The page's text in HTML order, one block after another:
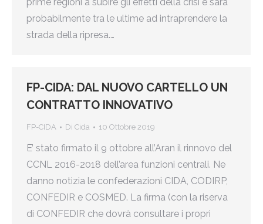
probabilmente tra le ultime ad intraprendere la
strada della ripresa.…
FP-CIDA: DAL NUOVO CARTELLO UN
CONTRATTO INNOVATIVO
FP-CIDA Di Cida 10 Ottobre 2019
E’ stato firmato il 9 ottobre all’Aran il rinnovo del
CCNL 2016-2018 dell’area funzioni centrali. Ne
danno notizia le confederazioni CIDA, CODIRP,
CONFEDIR e COSMED. La firma (con la riserva
di CONFEDIR che dovrà consultare i propri